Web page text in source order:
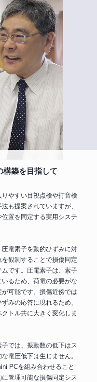
構築を目指して
やすい目視点検や打音検
も提案されていますが、
置を同定する実用システ
電素子を動的ひずみに対
観測することで損傷同定
です。圧電素子は、素子
るため、荷電の必要がな
可能です。損傷近傍では
みの応答に現れるため、
トル共に大きく変化しま
では、振動数の低下はス
電圧低下は生じません。
PCを組み合わせること
管理可能な損傷同定シス